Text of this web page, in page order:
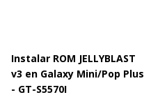
Instalar ROM JELLYBLAST
v3 en Galaxy Mini/Pop Plus
- GT-S5570I